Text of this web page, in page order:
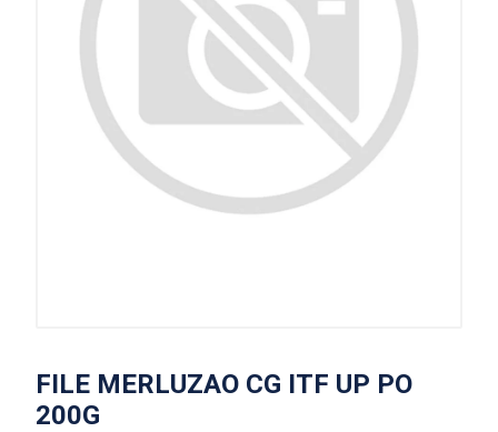
FILE MERLUZAO CG ITF UP PO
200G